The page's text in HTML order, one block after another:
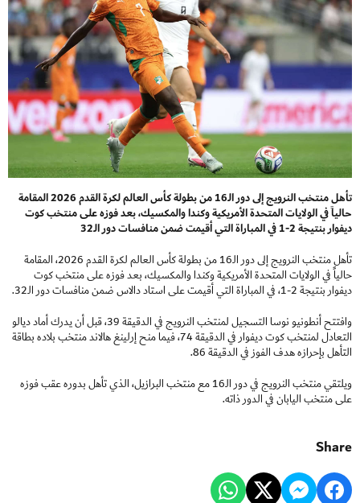
تأهل منتخب النرويج إلى دور الـ16 من بطولة كأس العالم لكرة القدم 2026 المقامة
حالياً في الولايات المتحدة الأمريكية وكندا والمكسيك، بعد فوزه على منتخب كوت
ديفوار بنتيجة 2-1 في المباراة التي أقيمت ضمن منافسات دور الـ32
تأهل منتخب النرويج إلى دور الـ16 من بطولة كأس العالم لكرة القدم 2026، المقامة
حالياً في الولايات المتحدة الأمريكية وكندا والمكسيك، بعد فوزه على منتخب كوت
ديفوار بنتيجة 2-1، في المباراة التي أقيمت على استاد دالاس ضمن منافسات دور الـ32.
وافتتح أنطونيو نوسا التسجيل لمنتخب النرويج في الدقيقة 39، قبل أن يدرك أماد ديالو
التعادل لمنتخب كوت ديفوار في الدقيقة 74، فيما منح إرلينغ هالاند منتخب بلاده بطاقة
التأهل بإحرازه هدف الفوز في الدقيقة 86.
ويلتقي منتخب النرويج في دور الـ16 مع منتخب البرازيل، الذي تأهل بدوره عقب فوزه
على منتخب اليابان في الدور ذاته.
Share